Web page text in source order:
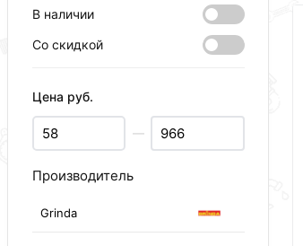
В наличии
Со скидкой
Цена руб.
—
Производитель
Grinda